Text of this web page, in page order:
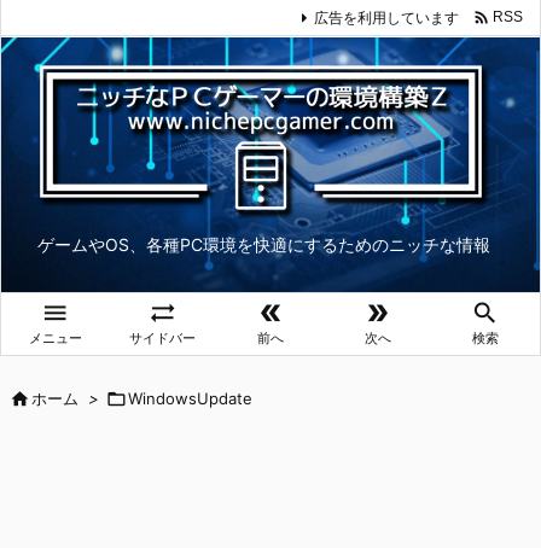
ゲームやOS、各種PC環境を快適にするためのニッチな情報

メニュー

サイドバー

前へ

次へ

検索
広告を利用しています  RSS
ホーム > WindowsUpdate